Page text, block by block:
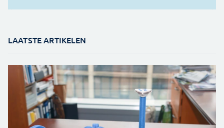
LAATSTE ARTIKELEN